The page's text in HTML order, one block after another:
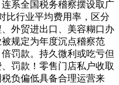
系全国税务稽察摆设取广
比行业平均费用率，区分
外贸进出口、美容糊口办
规定为年度沉点稽察范
罚款。持久微利或吃亏但
罚款！零售门店私户收取
负偏低具备合理运营来